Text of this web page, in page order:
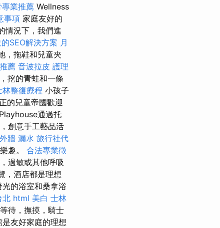
專業推薦 Wellness
事項 家庭友好的
情況下，我們進
SEO解決方案 月
，拖鞋和兒童夾
薦 音波拉皮 護理
挖的青蛙和一條
林整復療程 小孩子
的兒童帝國歡迎
Playhouse通過托
創意手工藝品活
外牆 漏水 旅行社代
趣。 合法專業徵
過敏或其他呼吸
，酒店都是理想
的浴室和桑拿浴
北 html 美白 士林
待，撫摸，騎士
友好家庭的理想